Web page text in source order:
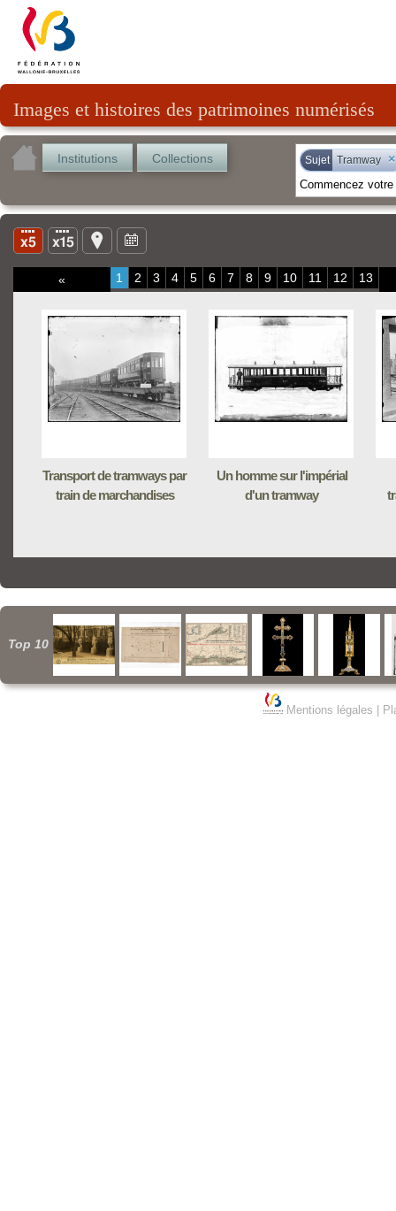
Images et histoires des patrimoines numérisés
Institutions Collections Sujet Tramway ×
« 1 2 3 4 5 6 7 8 9 10 11 12 13
Transport de tramways par
train de marchandises
Un homme sur l'impérial
d'un tramway
Top 10
Mentions légales